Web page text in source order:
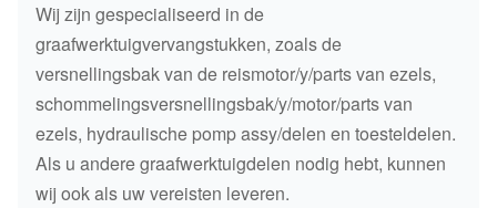
Wij zijn gespecialiseerd in de
graafwerktuigvervangstukken, zoals de
versnellingsbak van de reismotor/y/parts van ezels,
schommelingsversnellingsbak/y/motor/parts van
ezels, hydraulische pomp assy/delen en toesteldelen.
Als u andere graafwerktuigdelen nodig hebt, kunnen
wij ook als uw vereisten leveren.